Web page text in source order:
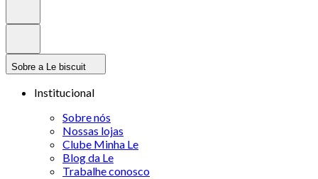
Sobre a Le biscuit
Institucional
Sobre nós
Nossas lojas
Clube Minha Le
Blog da Le
Trabalhe conosco